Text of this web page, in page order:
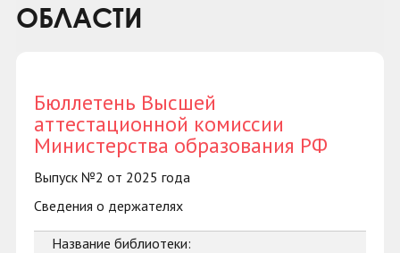
ОБЛАСТИ
Бюллетень Высшей
аттестационной комиссии
Министерства образования РФ
Выпуск №2 от 2025 года
Сведения о держателях
Название библиотеки: